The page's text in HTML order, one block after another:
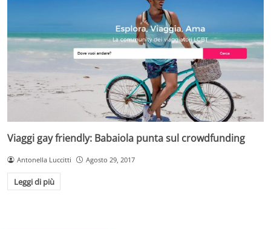
Viaggi gay friendly: Babaiola punta sul crowdfunding
Antonella Luccitti Agosto 29, 2017
Leggi di più